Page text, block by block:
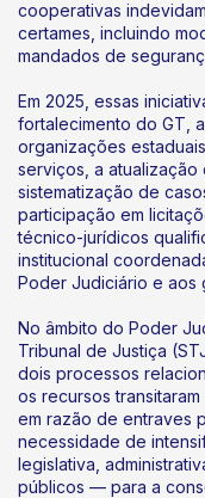
cooperativas
certames, incluindo
mandados de
Em 2025, essas
fortalecimento do GT,
organizações
serviços, a
sistematização de
participação em
técnico-jurídicos
institucional
Poder Judiciário e aos
No âmbito do Poder
Tribunal de Justiça
dois processos
os recursos
em razão de entraves
necessidade de
legislativa,
públicos — para a